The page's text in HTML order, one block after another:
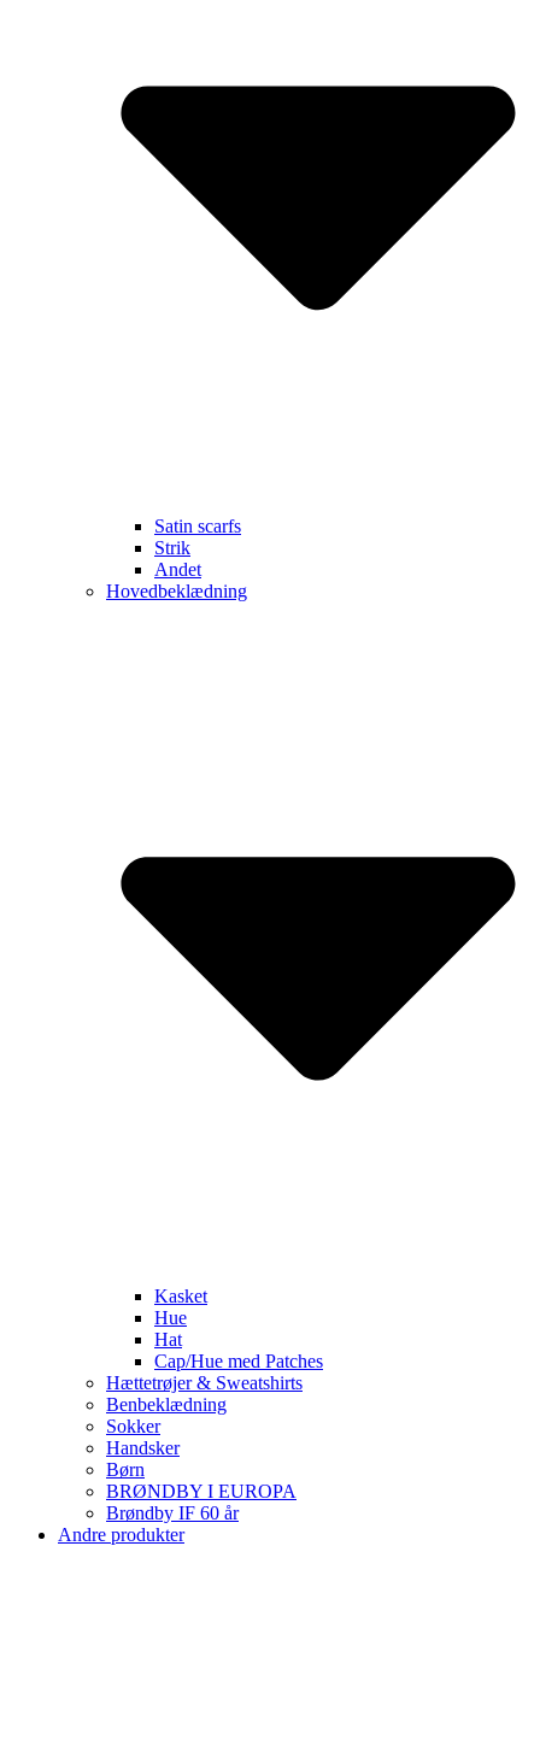
Satin scarfs
Strik
Andet
Hovedbeklædning
Kasket
Hue
Hat
Cap/Hue med Patches
Hættetrøjer & Sweatshirts
Benbeklædning
Sokker
Handsker
Børn
BRØNDBY I EUROPA
Brøndby IF 60 år
Andre produkter